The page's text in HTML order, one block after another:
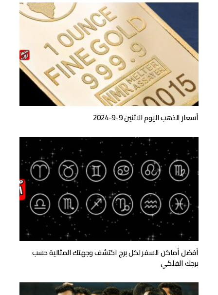
أسعار الذهب اليوم الاثنين 9-9-2024
أفضل أماكن السفر لكل برج اكتشف وجهتك المثالية حسب
برجك الفلكي